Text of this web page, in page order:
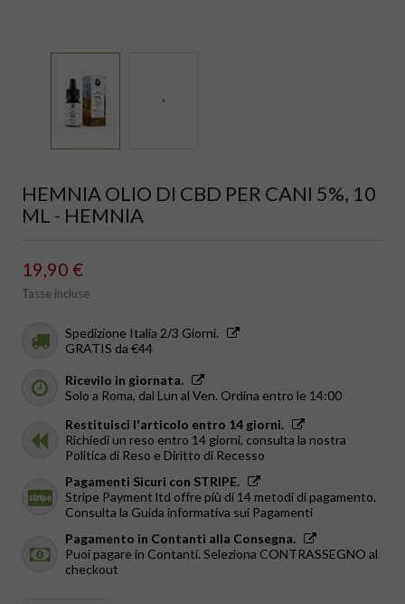
HEMNIA OLIO DI CBD PER CANI 5%, 10
ML - HEMNIA
19,90 €
Tasse incluse
Spedizione Italia 2/3 Giorni.
GRATIS da €44
Ricevilo in giornata.
Solo a Roma, dal Lun al Ven. Ordina entro le 14:00
Restituisci l'articolo entro 14 giorni.
Richiedi un reso entro 14 giorni, consulta la nostra
Politica di Reso e Diritto di Recesso
Pagamenti Sicuri con STRIPE.
Stripe Payment ltd offre più di 14 metodi di pagamento.
Consulta la Guida informativa sui Pagamenti
Pagamento in Contanti alla Consegna.
Puoi pagare in Contanti. Seleziona CONTRASSEGNO al
checkout